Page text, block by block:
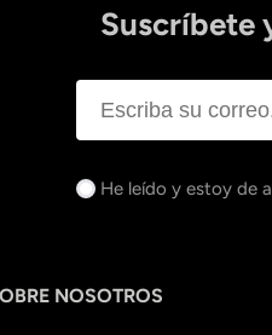
Suscríbete
He leído y estoy de
NOSOTROS